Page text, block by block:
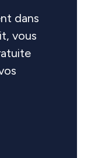
dans
vous